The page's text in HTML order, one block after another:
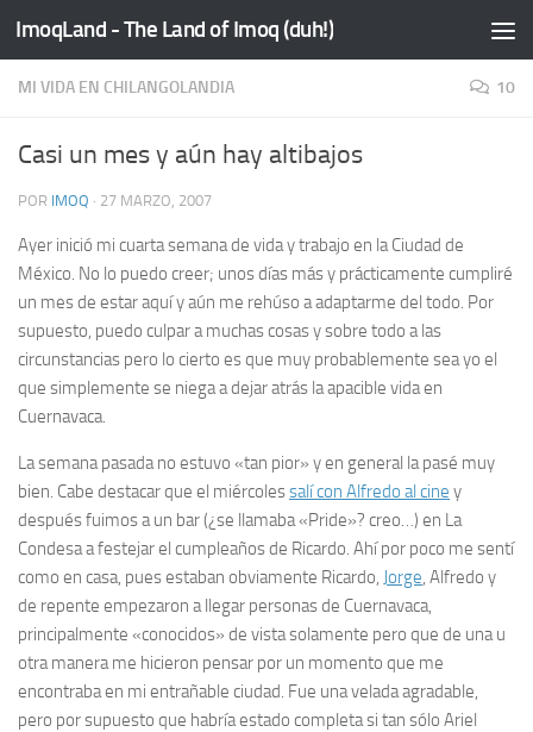
Saltar al contenido
ImoqLand - The Land of Imoq (duh!)
MI VIDA EN CHILANGOLANDIA 10
Casi un mes y aún hay altibajos
POR IMOQ · 27 MARZO, 2007
Ayer inició mi cuarta semana de vida y trabajo en la Ciudad de
México. No lo puedo creer; unos días más y prácticamente cumpliré
un mes de estar aquí y aún me rehúso a adaptarme del todo. Por
supuesto, puedo culpar a muchas cosas y sobre todo a las
circunstancias pero lo cierto es que muy probablemente sea yo el
que simplemente se niega a dejar atrás la apacible vida en
Cuernavaca.
La semana pasada no estuvo «tan pior» y en general la pasé muy
bien. Cabe destacar que el miércolessalí con Alfredo al cine y
después fuimos a un bar (¿se llamaba «Pride»? creo…) en La
Condesa a festejar el cumpleaños de Ricardo. Ahí por poco me sentí
como en casa, pues estaban obviamente Ricardo, Jorge, Alfredo y
de repente empezaron a llegar personas de Cuernavaca,
principalmente «conocidos» de vista solamente pero que de una u
otra manera me hicieron pensar por un momento que me
encontraba en mi entrañable ciudad. Fue una velada agradable,
pero por supuesto que habría estado completa si tan sólo Ariel